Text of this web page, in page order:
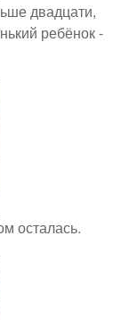
двадцати,
ребёнок -
осталась.